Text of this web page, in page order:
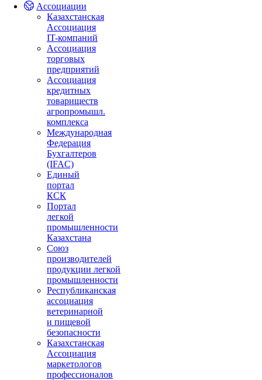
Ассоциации
Казахстанская
Ассоциация
IT-компаний
Ассоциация
торговых
предприятий
Ассоциация
кредитных
товариществ
агропромышл.
комплекса
Международная
Федерация
Бухгалтеров
(IFAC)
Единый
портал
КСК
Портал
легкой
промышленности
Казахстана
Союз
производителей
продукции легкой
промышленности
Республиканская
ассоциация
ветеринарной
и пищевой
безопасности
Казахстанская
Ассоциация
маркетологов
профессионалов